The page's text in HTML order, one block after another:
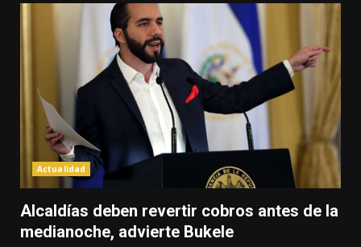
Actualidad
Alcaldías deben revertir cobros antes de la
medianoche, advierte Bukele